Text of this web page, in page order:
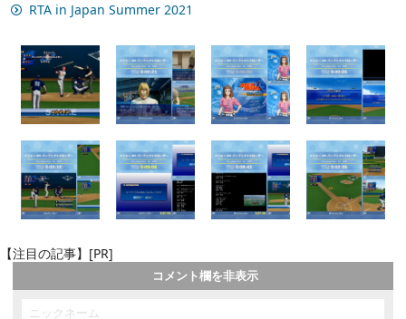
RTA in Japan Summer 2021
【注目の記事】[PR]
コメント欄を非表示